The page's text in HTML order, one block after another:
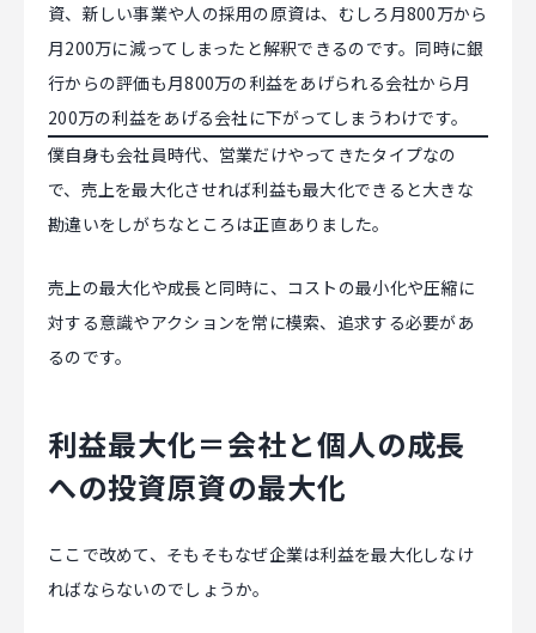
資、新しい事業や人の採用の原資は、むしろ月800万から
月200万に減ってしまったと解釈できるのです。同時に銀
行からの評価も月800万の利益をあげられる会社から月
200万の利益をあげる会社に下がってしまうわけです。
僕自身も会社員時代、営業だけやってきたタイプなの
で、売上を最大化させれば利益も最大化できると大きな
勘違いをしがちなところは正直ありました。
売上の最大化や成長と同時に、コストの最小化や圧縮に
対する意識やアクションを常に模索、追求する必要があ
るのです。
利益最大化＝会社と個人の成長
への投資原資の最大化
ここで改めて、そもそもなぜ企業は利益を最大化しなけ
ればならないのでしょうか。